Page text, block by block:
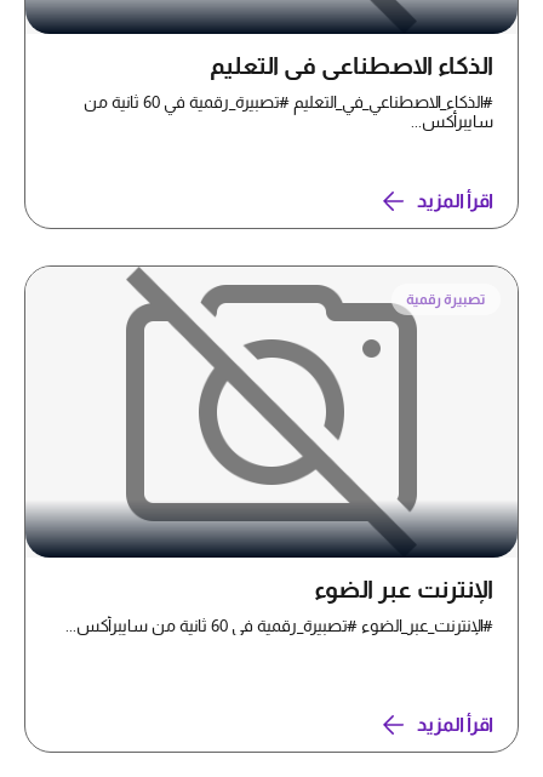
الذكاء الاصطناعي في التعليم
#الذكاء_الاصطناعي_في_التعليم #تصبيرة_رقمية في 60 ثانية من
سايبرأكس...
اقرأ المزيد
تصبيرة رقمية
الإنترنت عبر الضوء
#الإنترنت_عبر_الضوء #تصبيرة_رقمية في 60 ثانية من سايبرأكس...
اقرأ المزيد